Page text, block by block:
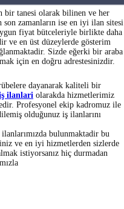
bir tanesi olarak bilinen ve her
son zamanların ise en iyi ilan sitesi
fiyat bütceleriyle birlikte daha
ve en üst düzeylerde gösterim
Sizde eğerki bir araba
için en doğru adrestesinizdir.
dayanarak kaliteli bir
ilanlari olarakda hizmetlerimiz
Profesyonel ekip kadromuz ile
olduğunuz iş ilanlarını
ilanlarımızda bulunmaktadir bu
ve en iyi hizmetlerden sizlerde
istiyorsanız hiç durmadan